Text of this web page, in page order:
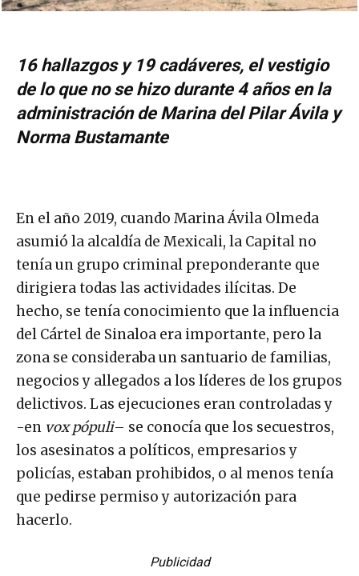
16 hallazgos y 19 cadáveres, el vestigio
de lo que no se hizo durante 4 años en la
administración de Marina del Pilar Ávila y
Norma Bustamante
En el año 2019, cuando Marina Ávila Olmeda
asumió la alcaldía de Mexicali, la Capital no
tenía un grupo criminal preponderante que
dirigiera todas las actividades ilícitas. De
hecho, se tenía conocimiento que la influencia
del Cártel de Sinaloa era importante, pero la
zona se consideraba un santuario de familias,
negocios y allegados a los líderes de los grupos
delictivos. Las ejecuciones eran controladas y
-en vox pópuli– se conocía que los secuestros,
los asesinatos a políticos, empresarios y
policías, estaban prohibidos, o al menos tenía
que pedirse permiso y autorización para
hacerlo.
Publicidad